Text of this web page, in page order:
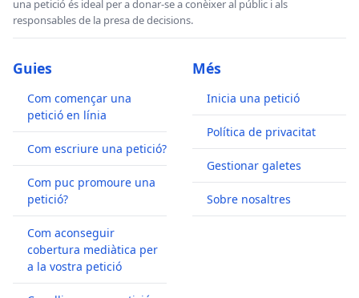
una petició és ideal per a donar-se a conèixer al públic i als
responsables de la presa de decisions.
Guies
Com començar una
petició en línia
Com escriure una petició?
Com puc promoure una
petició?
Com aconseguir
cobertura mediàtica per
a la vostra petició
Més
Inicia una petició
Política de privacitat
Gestionar galetes
Sobre nosaltres